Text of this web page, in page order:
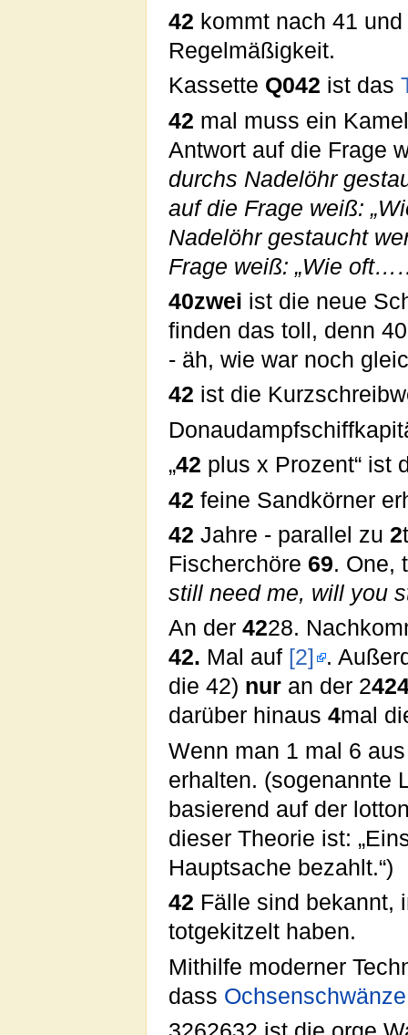
42 kommt nach 41
Regelmäßigkeit.
Kassette Q042 ist das
42 mal muss ein
Antwort auf die Frage
durchs Nadelöhr
auf die Frage weiß:
Nadelöhr gestaucht
Frage weiß: „Wie
40zwei ist die neue
finden das toll, denn
- äh, wie war noch
42 ist die
„42 plus x Prozent“ ist
42 feine Sandkörner
42 Jahre - parallel zu 2
Fischerchöre 69. One,
still need me, will you
An der 4228.
42. Mal auf [2]
.
die 42) nur an der 2
darüber hinaus 4mal
Wenn man 1 mal 6
erhalten. (sogenannte
basierend auf der
dieser Theorie ist:
Hauptsache bezahlt.“)
42 Fälle sind bekannt,
totgekitzelt haben.
Mithilfe moderner
dass Ochsenschwänze